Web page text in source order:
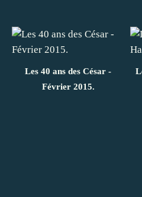
Les 40 ans des César -
Février 2015.